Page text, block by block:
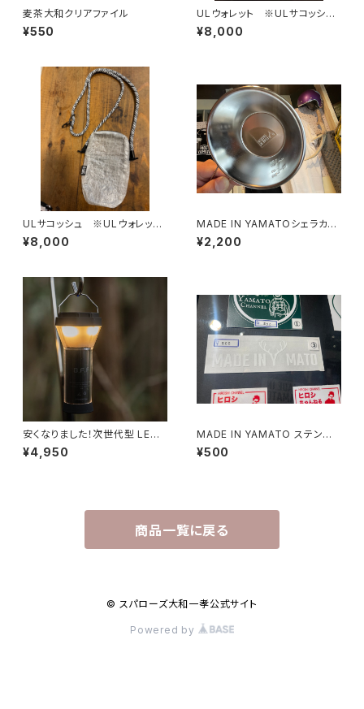
麦茶大和クリアファイル
¥550
ULウォレット ※ULサコッシュ
は別売り
¥8,000
ULサコッシュ ※ULウォレット
は別売りです
¥8,000
MADE IN YAMATOシェラカッ
プ
¥2,200
安くなりました！次世代型 LEDラ
イト『B.F.F』※リン酸鉄リチウム
イオン電池搭載！
¥4,950
MADE IN YAMATO ステンシ
ルステッカー 白のみ
¥500
商品一覧に戻る
© スパローズ大和一孝公式サイト
Powered by